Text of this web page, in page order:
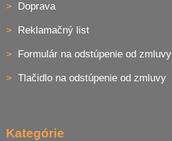
Doprava
Reklamačný list
Formulár na odstúpenie od zmluvy
Tlačidlo na odstúpenie od zmluvy
Kategórie